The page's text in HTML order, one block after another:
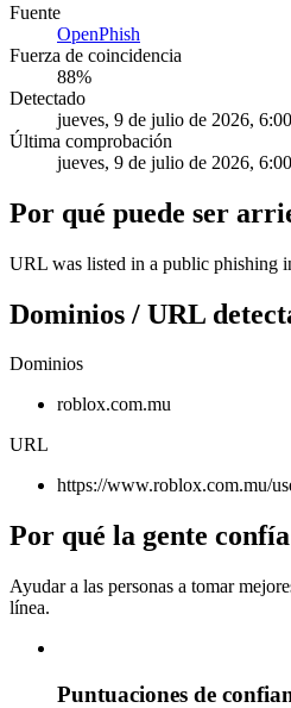
Fuente
OpenPhish
Fuerza de coincidencia
88%
Detectado
jueves, 9 de julio de 2026,
Última comprobación
jueves, 9 de julio de 2026,
Por qué puede ser
URL was listed in a public phishing
Dominios / URL
Dominios
roblox.com.mu
URL
https://www.roblox.com.mu/
Por qué la gente
Ayudar a las personas a tomar
línea.
Puntuaciones de